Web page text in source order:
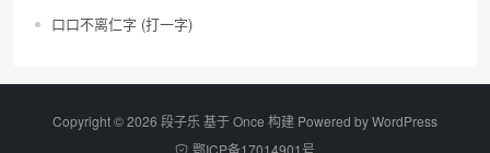
口口不离仁字 (打一字)
Copyright © 2026 段子乐 基于 Once 构建 Powered byWordPress
鄂ICP备17014901号